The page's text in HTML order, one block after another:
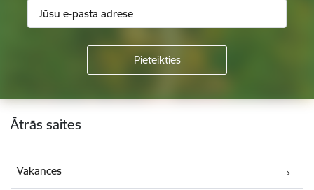
Kājene
Ātrās saites
Vakances